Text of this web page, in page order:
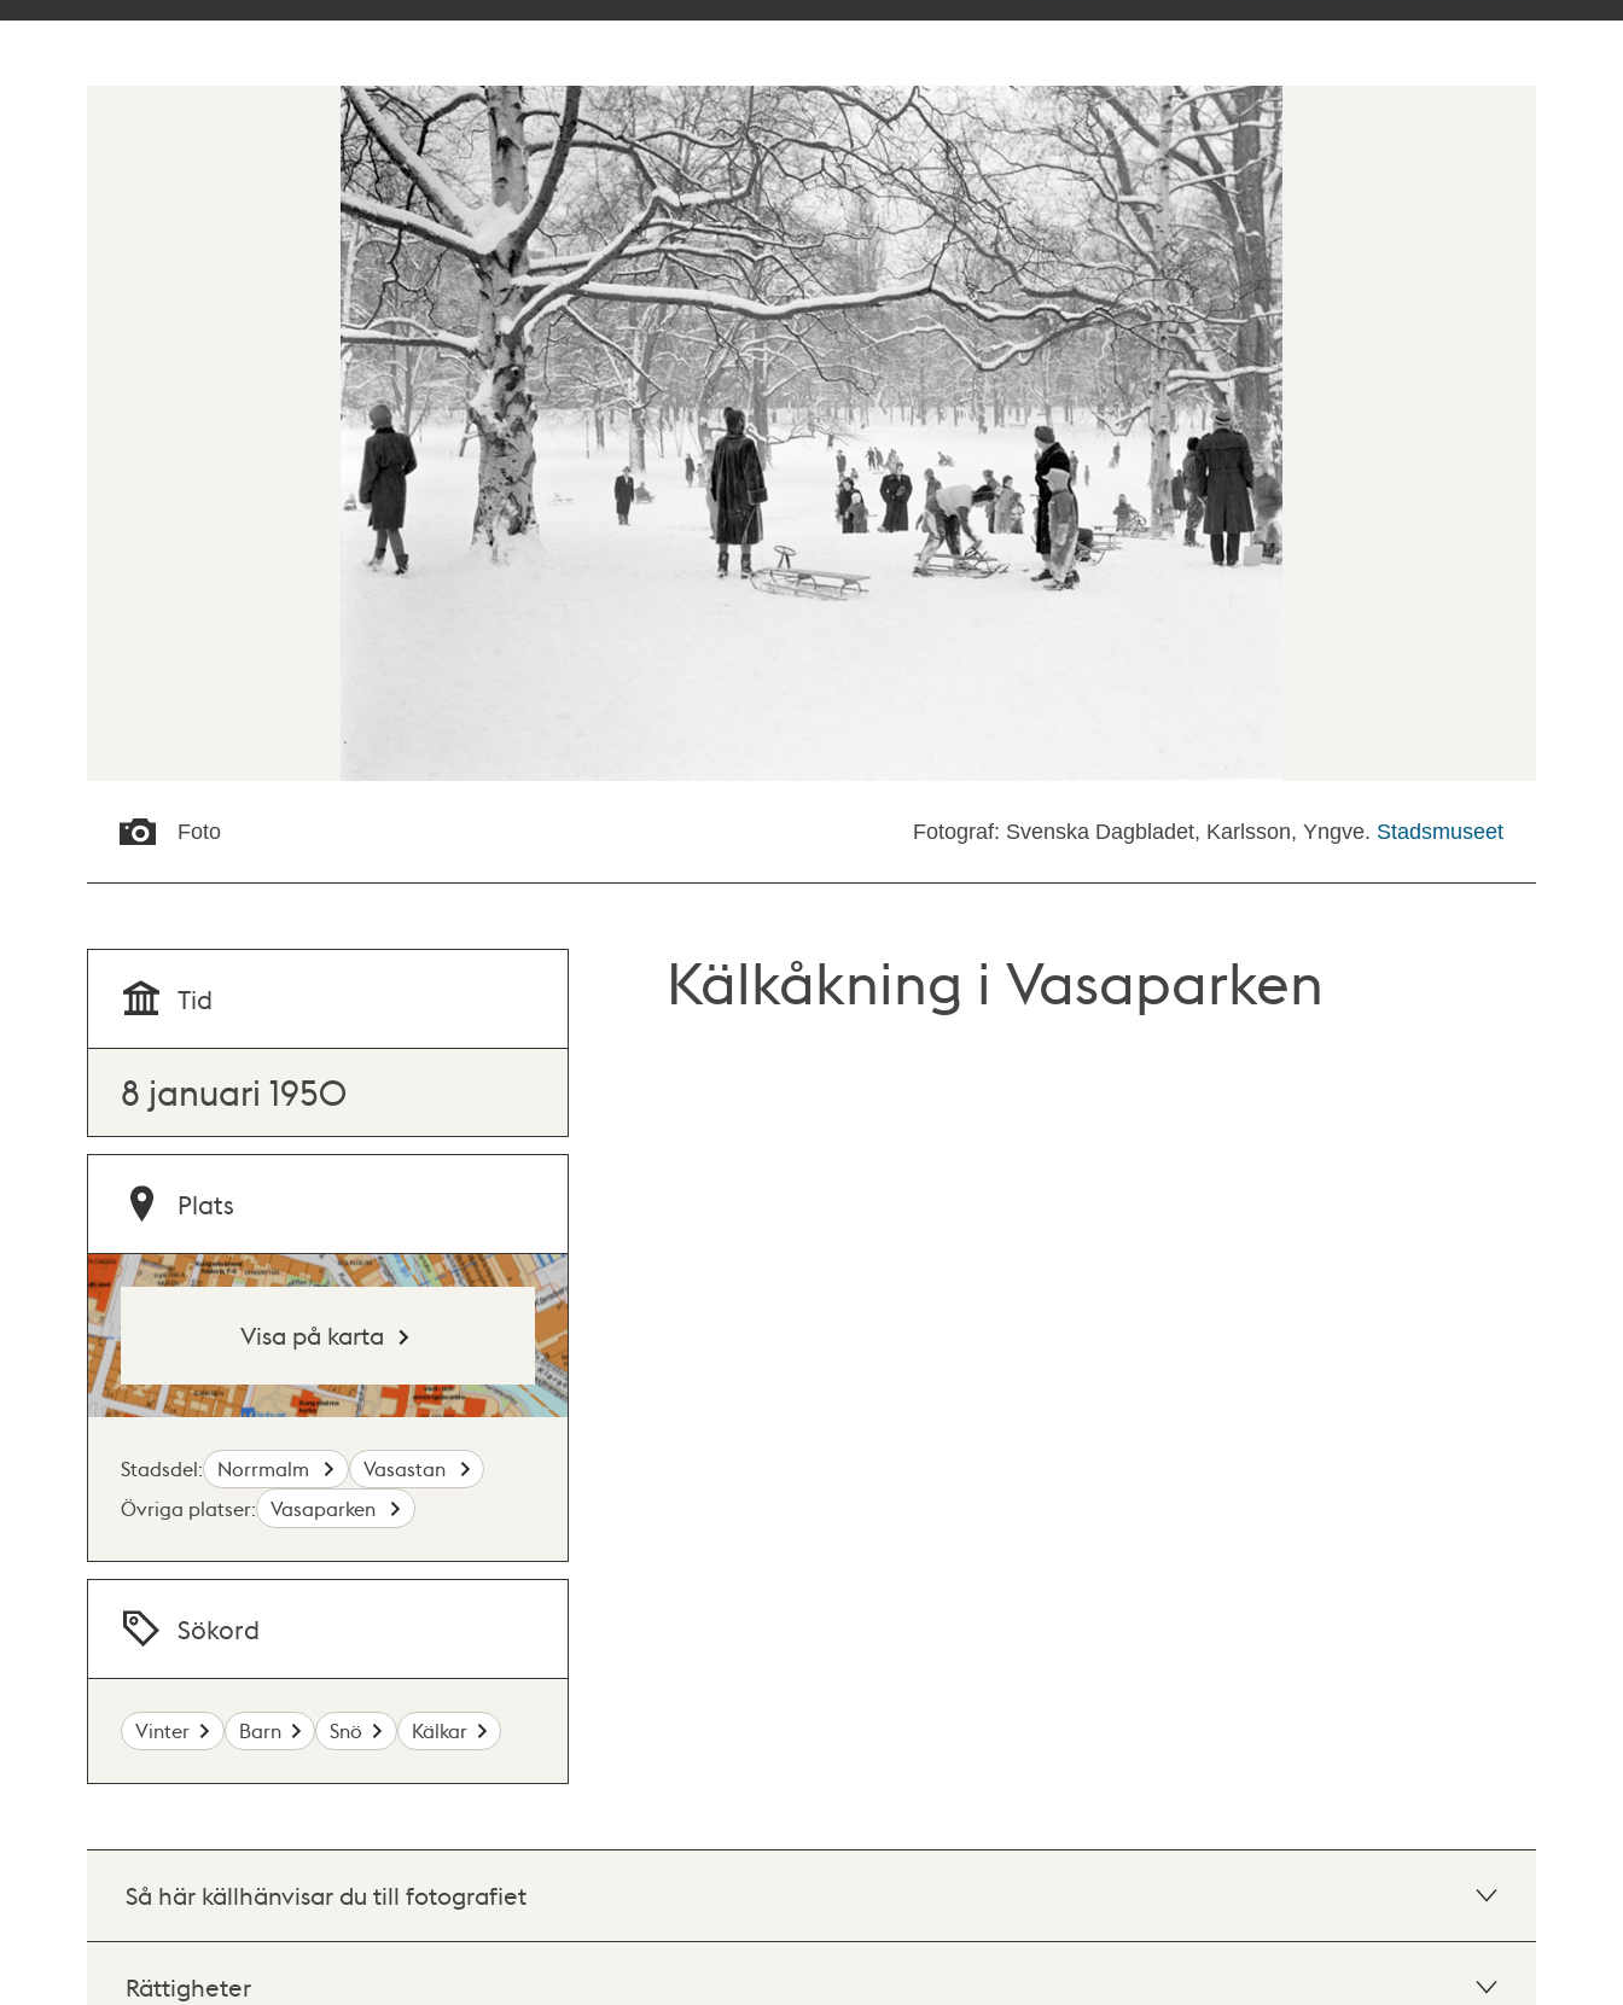
Foto Fotograf: Svenska Dagbladet, Karlsson, Yngve. Stadsmuseet
Kälkåkning i Vasaparken
Tid
8 januari 1950
Plats
Visa på karta
Stadsdel: Norrmalm
Vasastan
Övriga platser:
Vasaparken
Sökord
Vinter Barn Snö Kälkar
Så här källhänvisar du till fotografiet
Rättigheter